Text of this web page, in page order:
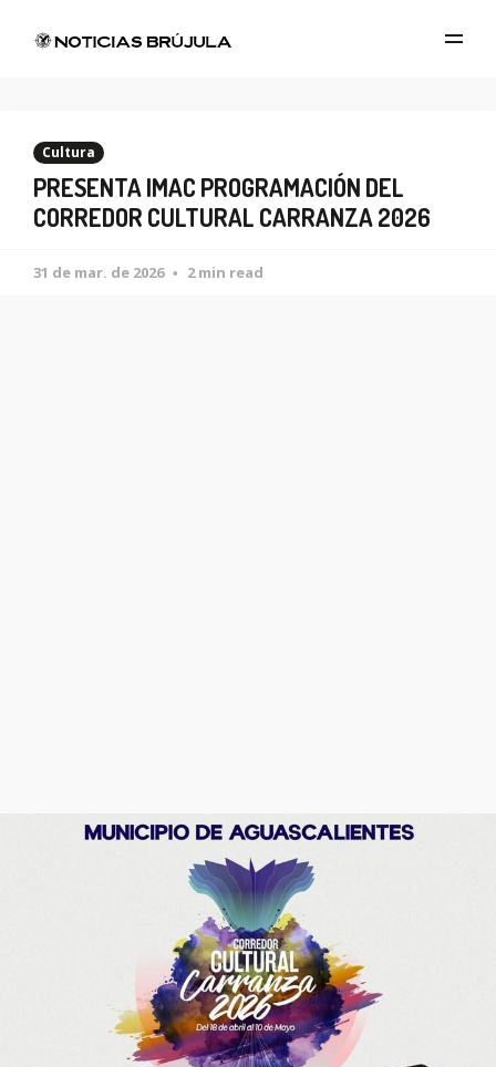
Cultura
PRESENTA IMAC PROGRAMACIÓN DEL
CORREDOR CULTURAL CARRANZA 2026
31 de mar. de 2026 2 min read